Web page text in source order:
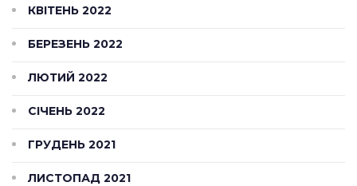
КВІТЕНЬ 2022
БЕРЕЗЕНЬ 2022
ЛЮТИЙ 2022
СІЧЕНЬ 2022
ГРУДЕНЬ 2021
ЛИСТОПАД 2021